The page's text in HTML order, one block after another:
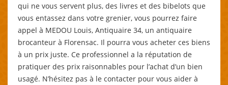
qui ne vous servent plus, des livres et des bibelots que
vous entassez dans votre grenier, vous pourrez faire
appel à MEDOU Louis, Antiquaire 34, un antiquaire
brocanteur à Florensac. Il pourra vous acheter ces biens
à un prix juste. Ce professionnel a la réputation de
pratiquer des prix raisonnables pour l’achat d’un bien
usagé. N’hésitez pas à le contacter pour vous aider à